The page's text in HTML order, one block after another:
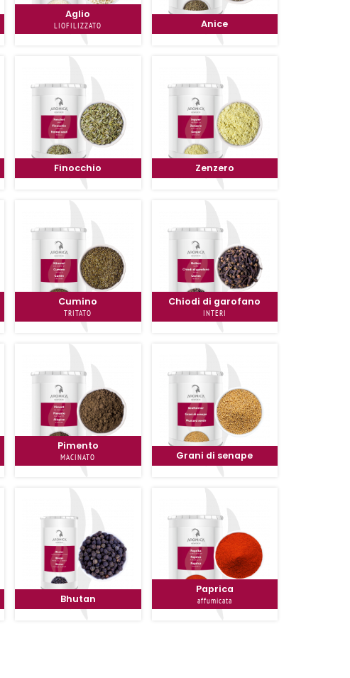
Aglio
LIOFILIZZATO Anice
Finocchio Zenzero
Cumino
TRITATO
Chiodi di garofano
INTERI
Pimento
MACINATO Grani di senape
Bhutan
Paprica
affumicata